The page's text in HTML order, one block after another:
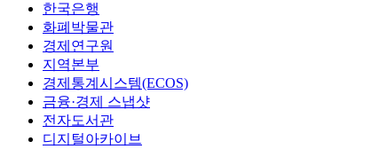
한국은행
화폐박물관
경제연구원
지역본부
경제통계시스템(ECOS)
금융·경제 스냅샷
전자도서관
디지털아카이브